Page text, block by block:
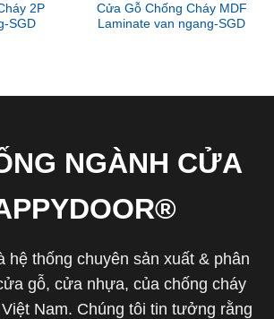
2P
SGD
Cửa Gỗ Chống Cháy MDF
Laminate van ngang-SGD
NGÀNH CỬA
hệ thống chuyên sản xuất & phân
gỗ, cửa nhựa, của chống cháy
Nam. Chúng tôi tin tưởng rằng